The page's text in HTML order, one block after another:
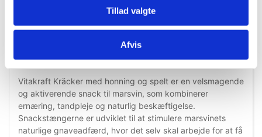
Tillad valgte
Afvis
Vitakraft Kräcker med honning og spelt er en velsmagende
og aktiverende snack til marsvin, som kombinerer
ernæring, tandpleje og naturlig beskæftigelse.
Snackstængerne er udviklet til at stimulere marsvinets
naturlige gnaveadfærd, hvor det selv skal arbejde for at få